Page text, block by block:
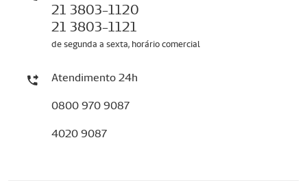
21 3803-1120
21 3803-1121
de segunda a sexta, horário comercial
Atendimento 24h
0800 970 9087
4020 9087